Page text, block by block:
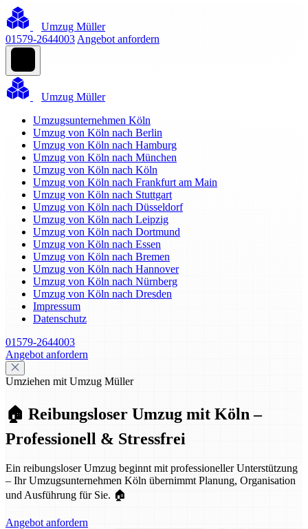
Umzug Müller
01579-2644003 Angebot anfordern
Umzug Müller
Umzugsunternehmen Köln
Umzug von Köln nach Berlin
Umzug von Köln nach Hamburg
Umzug von Köln nach München
Umzug von Köln nach Köln
Umzug von Köln nach Frankfurt am Main
Umzug von Köln nach Stuttgart
Umzug von Köln nach Düsseldorf
Umzug von Köln nach Leipzig
Umzug von Köln nach Dortmund
Umzug von Köln nach Essen
Umzug von Köln nach Bremen
Umzug von Köln nach Hannover
Umzug von Köln nach Nürnberg
Umzug von Köln nach Dresden
Impressum
Datenschutz
01579-2644003
Angebot anfordern
Umziehen mit Umzug Müller
🏠 Reibungsloser Umzug mit Köln –
Professionell & Stressfrei
Ein reibungsloser Umzug beginnt mit professioneller Unterstützung
– Ihr Umzugsunternehmen Köln übernimmt Planung, Organisation
und Ausführung für Sie. 🏠
Angebot anfordern